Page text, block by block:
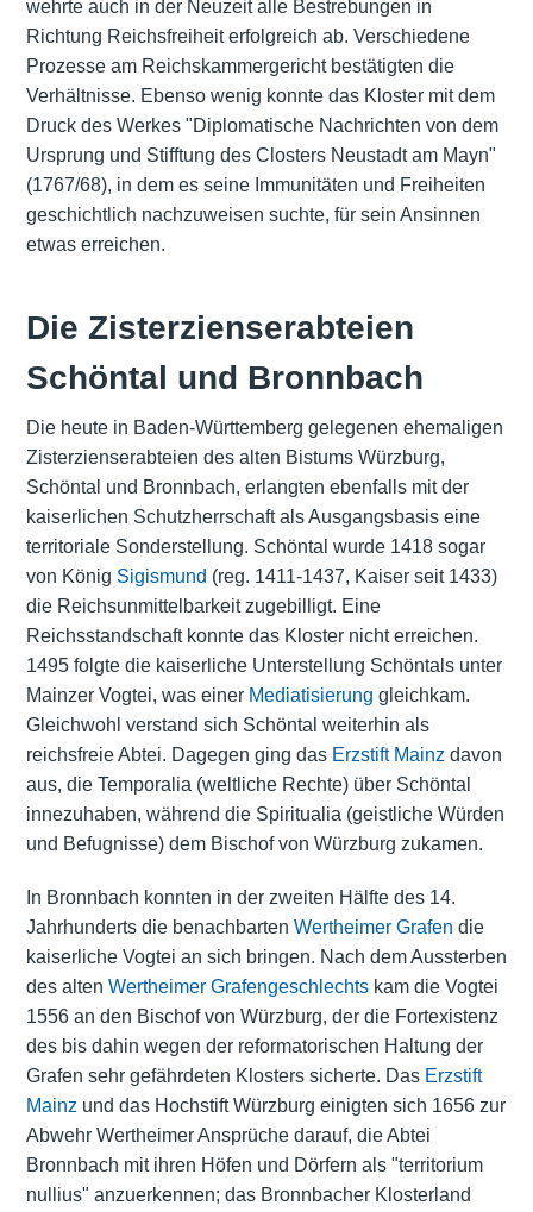
wehrte auch in der Neuzeit alle Bestrebungen in
Richtung Reichsfreiheit erfolgreich ab. Verschiedene
Prozesse am Reichskammergericht bestätigten die
Verhältnisse. Ebenso wenig konnte das Kloster mit dem
Druck des Werkes "Diplomatische Nachrichten von dem
Ursprung und Stifftung des Closters Neustadt am Mayn"
(1767/68), in dem es seine Immunitäten und Freiheiten
geschichtlich nachzuweisen suchte, für sein Ansinnen
etwas erreichen.
Die Zisterzienserabteien
Schöntal und Bronnbach
Die heute in Baden-Württemberg gelegenen ehemaligen
Zisterzienserabteien des alten Bistums Würzburg,
Schöntal und Bronnbach, erlangten ebenfalls mit der
kaiserlichen Schutzherrschaft als Ausgangsbasis eine
territoriale Sonderstellung. Schöntal wurde 1418 sogar
von König Sigismund (reg. 1411-1437, Kaiser seit 1433)
die Reichsunmittelbarkeit zugebilligt. Eine
Reichsstandschaft konnte das Kloster nicht erreichen.
1495 folgte die kaiserliche Unterstellung Schöntals unter
Mainzer Vogtei, was einer Mediatisierung gleichkam.
Gleichwohl verstand sich Schöntal weiterhin als
reichsfreie Abtei. Dagegen ging das Erzstift Mainz davon
aus, die Temporalia (weltliche Rechte) über Schöntal
innezuhaben, während die Spiritualia (geistliche Würden
und Befugnisse) dem Bischof von Würzburg zukamen.
In Bronnbach konnten in der zweiten Hälfte des 14.
Jahrhunderts die benachbarten Wertheimer Grafen die
kaiserliche Vogtei an sich bringen. Nach dem Aussterben
des alten Wertheimer Grafengeschlechtskam die Vogtei
1556 an den Bischof von Würzburg, der die Fortexistenz
des bis dahin wegen der reformatorischen Haltung der
Grafen sehr gefährdeten Klosters sicherte. Das Erzstift
Mainz und das Hochstift Würzburg einigten sich 1656 zur
Abwehr Wertheimer Ansprüche darauf, die Abtei
Bronnbach mit ihren Höfen und Dörfern als "territorium
nullius" anzuerkennen; das Bronnbacher Klosterland